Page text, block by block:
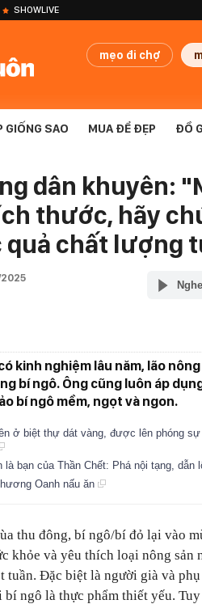
SHOWLIVE
mẹo đi chợ
GIỐNG SAO MUA ĐỂ ĐẸP ĐỒ
dân khuyên:
thước, hãy
chất lượng
kinh nghiệm lâu năm, lão
bí ngô. Ông cũng luôn áp
bí ngô mềm, ngọt và ngon.
ở biệt thự dát vàng, được lên phóng
là bạn của Thần Chết: Phá nội tạng, dẫn
Oanh nấu ăn
thu đông, bí ngô/bí đỏ lại vào
khỏe và yêu thích loại nông sản
tuần. Đặc biệt là người già và
bí ngô là thực phẩm thiết yếu.